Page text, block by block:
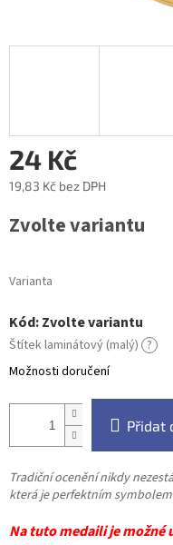
24 Kč
19,83 Kč bez DPH
cena:
Zvolte variantu
Varianta
Kód:Zvolte variantu
Štítek laminátový (malý) ?
Možnosti doručení
Přidat
Tradiční ocenění nikdy
která je perfektním
Na tuto medaili je